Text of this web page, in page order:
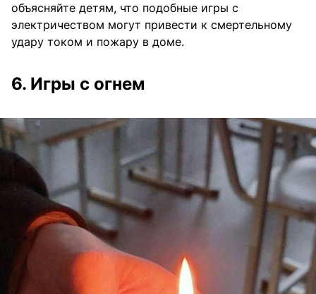
объясняйте детям, что подобные игры с
электричеством могут привести к смертельному
удару током и пожару в доме.
6. Игры с огнем